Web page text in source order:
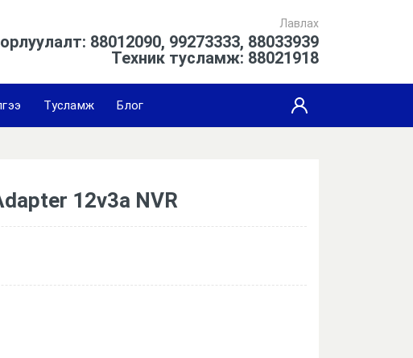
Лавлах
88012090, 99273333, 88033939
Техник тусламж: 88021918
Тусламж Блог
12v3a NVR